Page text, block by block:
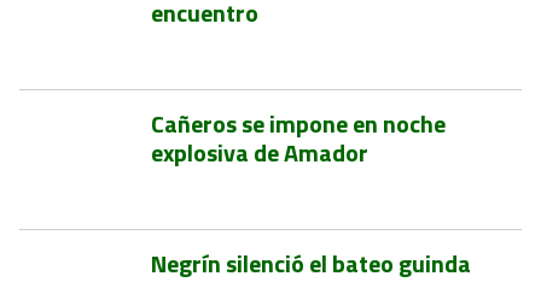
encuentro
Cañeros se impone en noche
explosiva de Amador
Negrín silenció el bateo guinda